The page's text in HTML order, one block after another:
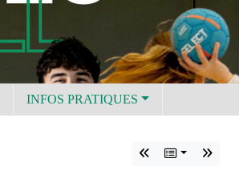
INFOS PRATIQUES